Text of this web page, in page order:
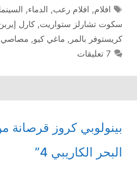
الوسوم
افلام, افلام رعب, الدماء,
سكوت تشارلز ستواريت, كارل
كريستوفر بالمر , ماغي كيو, مصاصي
7 تعليقات
بينولوبي كروز قرصانة
البحر الكاريبي 4”